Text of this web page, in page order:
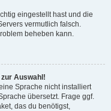
eingestellt hast und die
vermutlich falsch.
beheben kann.
Auswahl!
Sprache nicht installiert
übersetzt. Frage ggf.
das du benötigst,